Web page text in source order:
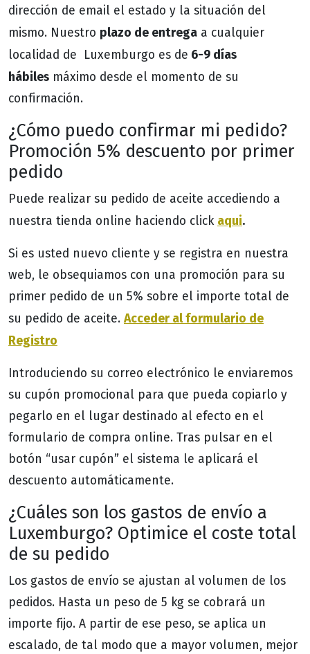
dirección de email el estado y la situación del
mismo. Nuestro plazo de entrega a cualquier
localidad de Luxemburgo es de 6-9 días
hábiles máximo desde el momento de su
confirmación.
¿Cómo puedo confirmar mi pedido?
Promoción 5% descuento por primer
pedido
Puede realizar su pedido de aceite accediendo a
nuestra tienda online haciendo click aqui.
Si es usted nuevo cliente y se registra en nuestra
web, le obsequiamos con una promoción para su
primer pedido de un 5% sobre el importe total de
su pedido de aceite. Acceder al formulario de
Registro
Introduciendo su correo electrónico le enviaremos
su cupón promocional para que pueda copiarlo y
pegarlo en el lugar destinado al efecto en el
formulario de compra online. Tras pulsar en el
botón “usar cupón” el sistema le aplicará el
descuento automáticamente.
¿Cuáles son los gastos de envío a
Luxemburgo? Optimice el coste total
de su pedido
Los gastos de envío se ajustan al volumen de los
pedidos. Hasta un peso de 5 kg se cobrará un
importe fijo. A partir de ese peso, se aplica un
escalado, de tal modo que a mayor volumen, mejor